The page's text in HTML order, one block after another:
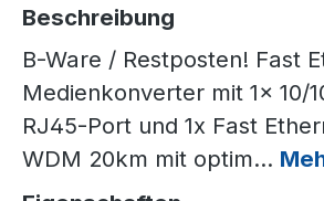
Beschreibung
B-Ware / Restposten! Fast
Medienkonverter mit 1x 10/
RJ45-Port und 1x Fast
WDM 20km mit optim…